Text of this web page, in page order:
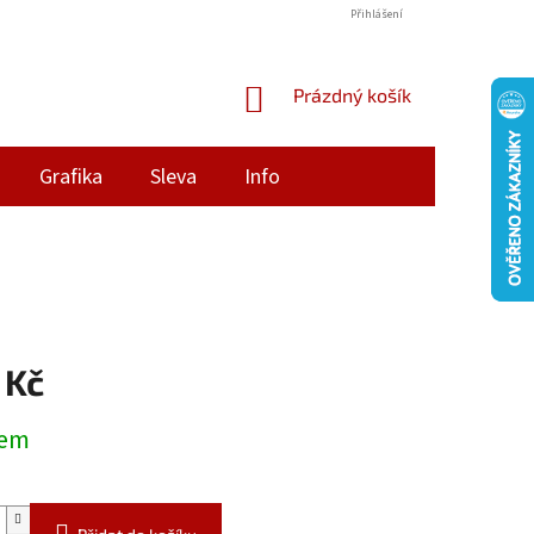
Přihlášení
NÁKUPNÍ
Prázdný košík
Grafika Sleva Info